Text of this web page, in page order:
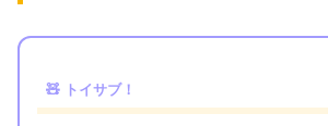
🧸 トイサブ！